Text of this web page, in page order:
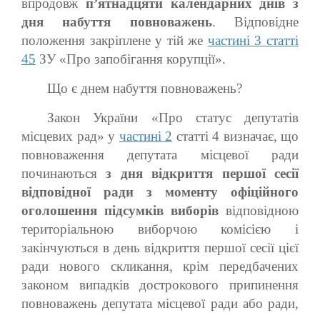
впродовж п’ятнадцяти календарних днів з
дня набуття повноважень. Відповідне
положення закріплене у тій же частині 3 статті
45 ЗУ «Про запобігання корупції».
Що є днем набуття повноважень?
Закон України «Про статус депутатів
місцевих рад» у частині 2 статті 4 визначає, що
повноваження депутата місцевої ради
починаютьсяз дня відкриття першої сесії
відповідної ради з моменту офіційного
оголошення підсумків виборів відповідною
територіальною виборчою комісією і
закінчуються в день відкриття першої сесії цієї
ради нового скликання, крім передбачених
законом випадків дострокового припинення
повноважень депутата місцевої ради або ради,